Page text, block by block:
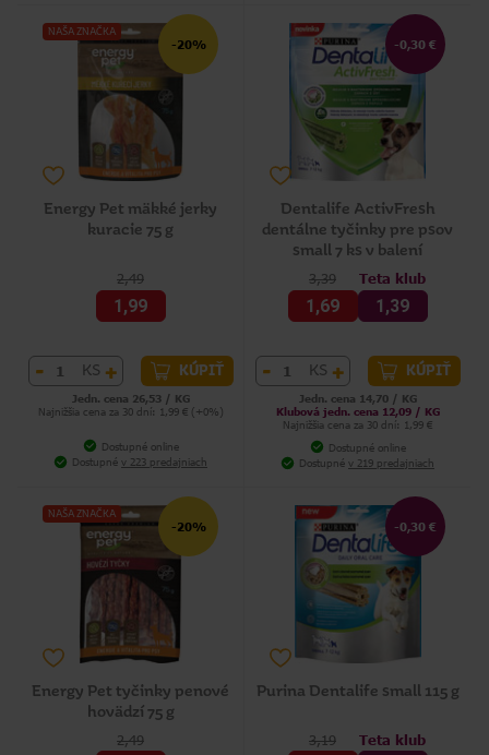
NAŠA ZNAČKA
-20%
Energy Pet mäkké jerky
kuracie 75 g
2,49
1,99
- KS + KÚPIŤ
Jedn. cena 26,53 / KG
Najnižšia cena za 30 dní: 1,99 € (+0%)
Dostupné online
Dostupné v 223 predajniach
-0,30 €
Dentalife ActivFresh
dentálne tyčinky pre psov
small 7 ks v balení
3,39
1,69
Teta klub
1,39
- KS + KÚPIŤ
Jedn. cena 14,70 / KG
Klubová jedn. cena 12,09 / KG
Najnižšia cena za 30 dní: 1,99 €
Dostupné online
Dostupné v 219 predajniach
NAŠA ZNAČKA
-20%
Energy Pet tyčinky penové
hovädzí 75 g
2,49
-0,30 €
Purina Dentalife small 115 g
3,19 Teta klub